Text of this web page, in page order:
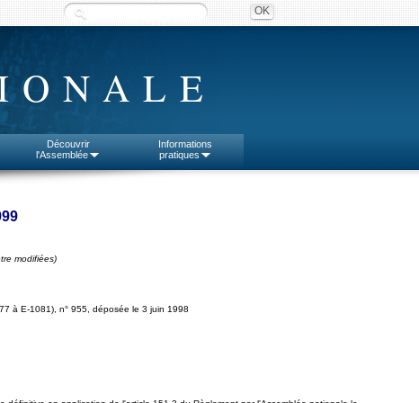
Découvrir
l'Assemblée
Informations
pratiques
modifiées)
à E-1081), n° 955, déposée le 3 juin 1998